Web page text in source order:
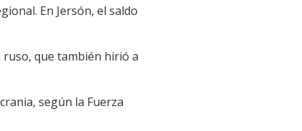
En Jersón, el saldo
ruso, que también hirió a
según la Fuerza